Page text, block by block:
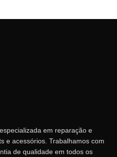
em reparação e
e acessórios. Trabalhamos com
de qualidade em todos os